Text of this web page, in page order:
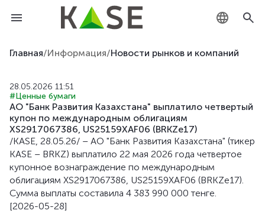
KZ
EN
Главная/Информация/Новости рынков и компаний
28.05.2026 11:51
#Ценные бумаги
АО "Банк Развития Казахстана" выплатило четвертый
купон по международным облигациям
XS2917067386, US25159XAF06 (BRKZe17)
/KASE, 28.05.26/ – АО "Банк Развития Казахстана" (тикер
KASE – BRKZ) выплатило 22 мая 2026 года четвертое
купонное вознаграждение по международным
облигациям XS2917067386, US25159XAF06 (BRKZe17).
Сумма выплаты составила 4 383 990 000 тенге.
[2026-05-28]